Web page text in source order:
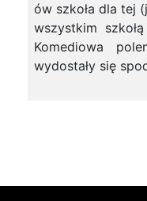
ów szkoła dla tej
wszystkim
Komediowa
wydostały się